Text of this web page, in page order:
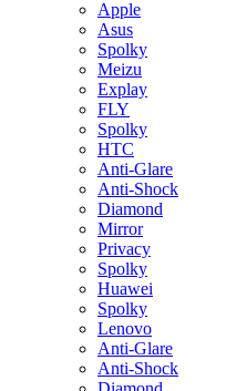
Apple
Asus
Spolky
Meizu
Explay
FLY
Spolky
HTC
Anti-Glare
Anti-Shock
Diamond
Mirror
Privacy
Spolky
Huawei
Spolky
Lenovo
Anti-Glare
Anti-Shock